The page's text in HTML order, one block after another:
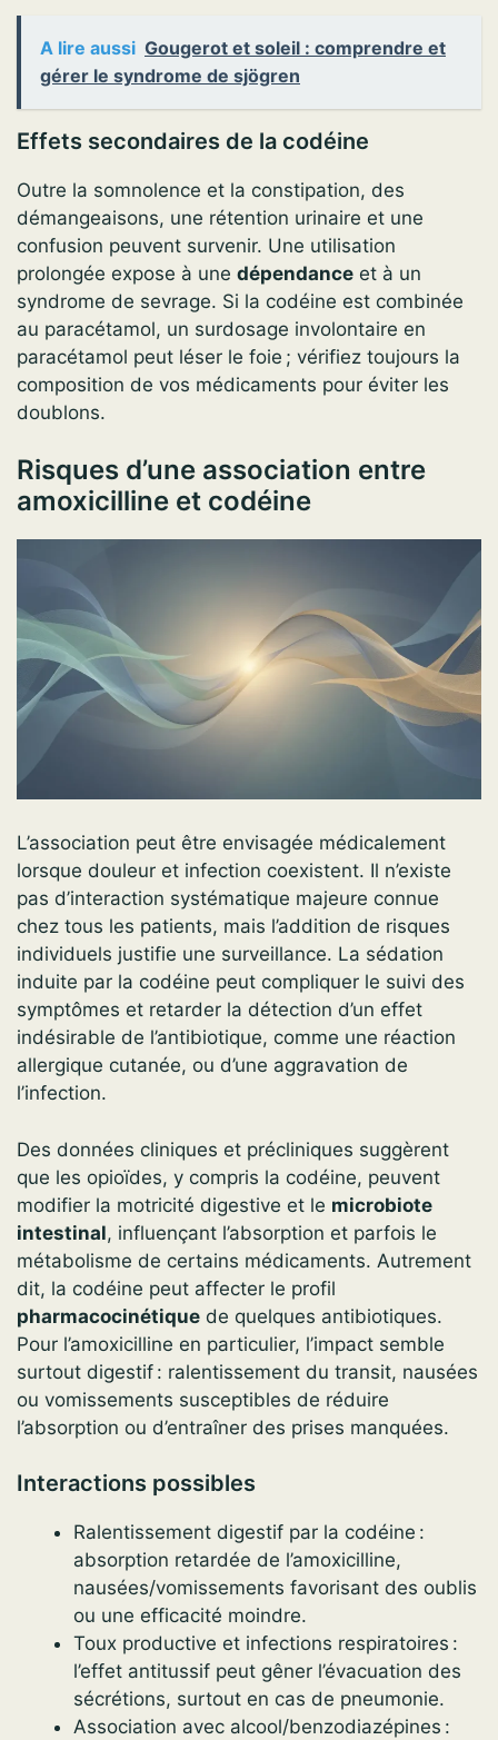
A lire aussi Gougerot et soleil : comprendre et
gérer le syndrome de sjögren
Effets secondaires de la codéine
Outre la somnolence et la constipation, des
démangeaisons, une rétention urinaire et une
confusion peuvent survenir. Une utilisation
prolongée expose à une dépendance et à un
syndrome de sevrage. Si la codéine est combinée
au paracétamol, un surdosage involontaire en
paracétamol peut léser le foie ; vérifiez toujours la
composition de vos médicaments pour éviter les
doublons.
Risques d’une association entre
amoxicilline et codéine
L’association peut être envisagée médicalement
lorsque douleur et infection coexistent. Il n’existe
pas d’interaction systématique majeure connue
chez tous les patients, mais l’addition de risques
individuels justifie une surveillance. La sédation
induite par la codéine peut compliquer le suivi des
symptômes et retarder la détection d’un effet
indésirable de l’antibiotique, comme une réaction
allergique cutanée, ou d’une aggravation de
l’infection.
Des données cliniques et précliniques suggèrent
que les opioïdes, y compris la codéine, peuvent
modifier la motricité digestive et le microbiote
intestinal, influençant l’absorption et parfois le
métabolisme de certains médicaments. Autrement
dit, la codéine peut affecter le profil
pharmacocinétique de quelques antibiotiques.
Pour l’amoxicilline en particulier, l’impact semble
surtout digestif : ralentissement du transit, nausées
ou vomissements susceptibles de réduire
l’absorption ou d’entraîner des prises manquées.
Interactions possibles
Ralentissement digestif par la codéine :
absorption retardée de l’amoxicilline,
nausées/vomissements favorisant des oublis
ou une efficacité moindre.
Toux productive et infections respiratoires :
l’effet antitussif peut gêner l’évacuation des
sécrétions, surtout en cas de pneumonie.
Association avec alcool/benzodiazépines :